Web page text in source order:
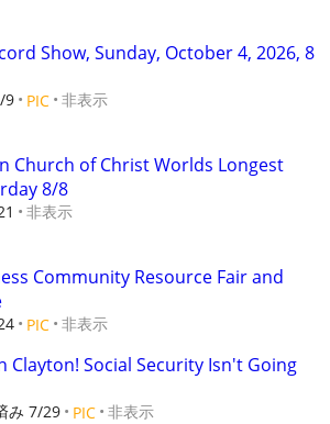
Show, Sunday, October 4, 2026, 8
9 PIC 非表示
Church of Christ Worlds Longest
8/8
非表示
Community Resource Fair and
PIC 非表示
Clayton! Social Security Isn't Going
み 7/29 PIC 非表示